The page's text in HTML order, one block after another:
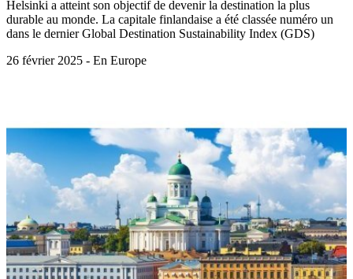
Helsinki a atteint son objectif de devenir la destination la plus
durable au monde. La capitale finlandaise a été classée numéro un
dans le dernier Global Destination Sustainability Index (GDS)
26 février 2025 - En Europe